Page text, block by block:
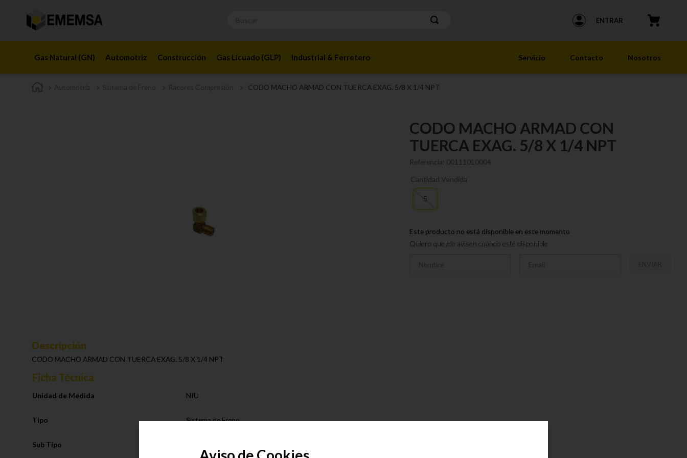
ENTRAR
Gas Natural (GN) Automotriz Construcción Gas Licuado (GLP) Industrial & Ferretero Servicio Contacto Nosotros
CODO MACHO ARMAD CON TUERCA EXAG. 5/8 X 1/4 NPT
CODO MACHO ARMAD CON
TUERCA EXAG. 5/8 X 1/4 NPT
Referencia: 00111010004
Cantidad Vendida
5
Este producto no está disponible en este momento
Quiero que me avisen cuando esté disponible
Descripción
CODO MACHO ARMAD CON TUERCA EXAG. 5/8 X 1/4 NPT
Ficha Técnica
Unidad de Medida NIU
Tipo Sistema de Freno
Sub Tipo